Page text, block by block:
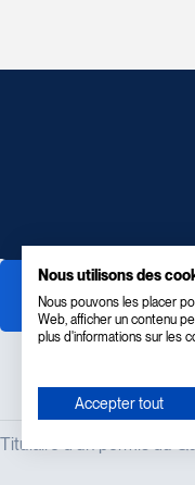
Titulaire d'un permis du
Nous utilisons des
Nous pouvons les placer
Web, afficher un contenu
plus d'informations sur les
Accepter tout